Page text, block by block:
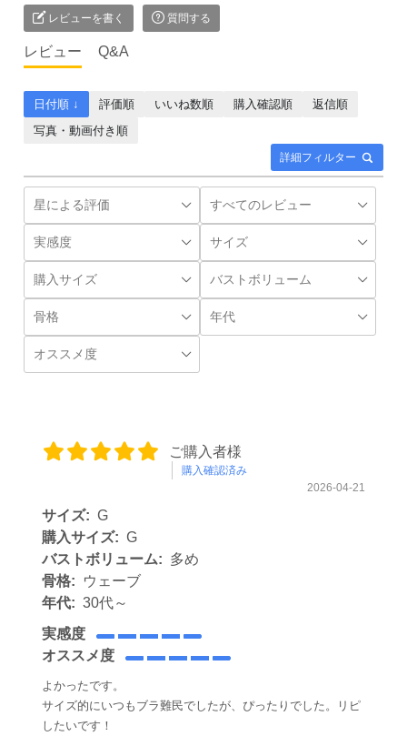
レビューを書く 質問する
レビュー Q&A
詳細フィルター
日付順 ↓ 評価順 いいね数順 購入確認順
返信順
写真・動画付き順
ご購入者様
購入確認済み
2026-04-21
サイズ: G
購入サイズ: G
バストボリューム: 多め
骨格:
ウェーブ
年代: 30代～
実感度
オススメ度
よかったです。
サイズ的にいつもブラ難民でしたが、ぴったりでした。リピ
したいです！